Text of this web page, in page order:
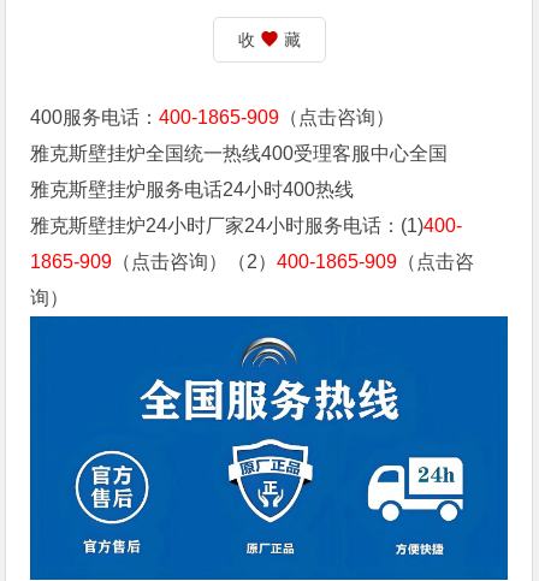
收 藏
400服务电话：400-1865-909 （点击咨询）
雅克斯壁挂炉全国统一热线400受理客服中心全国
雅克斯壁挂炉服务电话24小时400热线
雅克斯壁挂炉24小时厂家24小时服务电话：(1)400-
1865-909 （点击咨询）（2）400-1865-909 （点击咨
询）